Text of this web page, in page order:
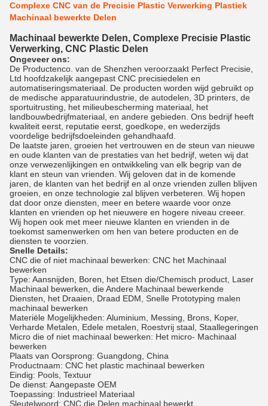
Complexe CNC van de Precisie Plastic Verwerking Plastiek
Machinaal bewerkte Delen
Machinaal bewerkte Delen, Complexe Precisie Plastic
Verwerking, CNC Plastic Delen
Ongeveer ons:
De Productenco. van de Shenzhen veroorzaakt Perfect Precisie,
Ltd hoofdzakelijk aangepast CNC precisiedelen en
automatiseringsmateriaal. De producten worden wijd gebruikt op
de medische apparatuurindustrie, de autodelen, 3D printers, de
sportuitrusting, het milieubescherming materiaal, het
landbouwbedrijfmateriaal, en andere gebieden. Ons bedrijf heeft
kwaliteit eerst, reputatie eerst, goedkope, en wederzijds
voordelige bedrijfsdoeleinden gehandhaafd.
De laatste jaren, groeien het vertrouwen en de steun van nieuwe
en oude klanten van de prestaties van het bedrijf, weten wij dat
onze verwezenlijkingen en ontwikkeling van elk begrip van de
klant en steun van vrienden. Wij geloven dat in de komende
jaren, de klanten van het bedrijf en al onze vrienden zullen blijven
groeien, en onze technologie zal blijven verbeteren. Wij hopen
dat door onze diensten, meer en betere waarde voor onze
klanten en vrienden op het nieuwere en hogere niveau creeer.
Wij hopen ook met meer nieuwe klanten en vrienden in de
toekomst samenwerken om hen van betere producten en de
diensten te voorzien.
Snelle Details:
CNC die of niet machinaal bewerken: CNC het Machinaal
bewerken
Type: Aansnijden, Boren, het Etsen die/Chemisch product, Laser
Machinaal bewerken, die Andere Machinaal bewerkende
Diensten, het Draaien, Draad EDM, Snelle Prototyping malen
machinaal bewerken
Materiële Mogelijkheden: Aluminium, Messing, Brons, Koper,
Verharde Metalen, Edele metalen, Roestvrij staal, Staallegeringen
Micro die of niet machinaal bewerken: Het micro- Machinaal
bewerken
Plaats van Oorsprong: Guangdong, China
Productnaam: CNC het plastic machinaal bewerken
Eindig: Pools, Textuur
De dienst: Aangepaste OEM
Toepassing: Industrieel Materiaal
Sleutelwoord: CNC die Delen machinaal bewerkt